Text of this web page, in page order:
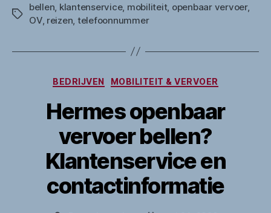
Tags
bellen klantenservice, mobiliteit, openbaar vervoer,
OV, reizen telefoonnummer
Categorieën
BEDRIJVEN MOBILITEIT & VERVOER
Hermes openbaar
vervoer bellen?
Klantenservice en
contactinformatie